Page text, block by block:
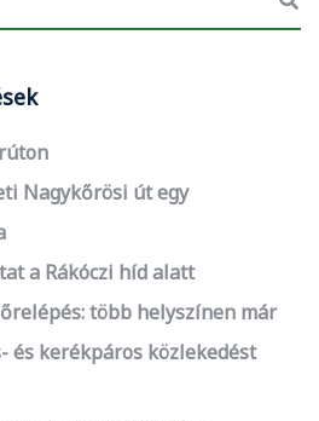
Nagykőrösi út egy
a Rákóczi híd alatt
több helyszínen már
és kerékpáros közlekedést